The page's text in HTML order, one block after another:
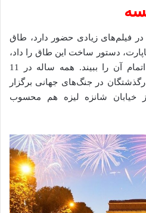
در فیلم‌های زیادی حضور دارد، طاق
دستور ساخت این طاق را داد،
گرچه عمرش کفاف نداد که اتمام آن را ببیند. همه ساله در 11
در جنگ‌های جهانی برگزار
خیابان شانزه لیزه هم محسوب